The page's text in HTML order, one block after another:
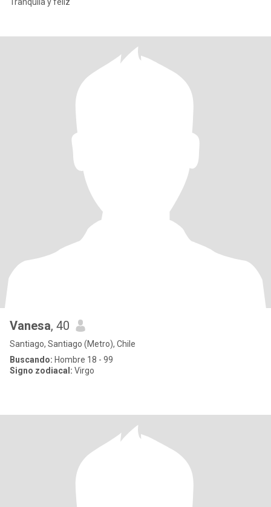
Vanesa, 40
Santiago, Santiago (Metro), Chile
Buscando: Hombre 18 - 99
Signo zodiacal: Virgo